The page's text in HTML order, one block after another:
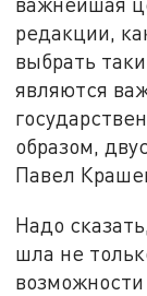
редакции,
выбрать
являются
образом,
Павел
Надо
шла не